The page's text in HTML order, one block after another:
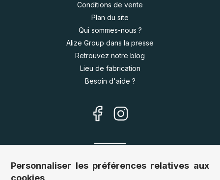
Conditions de vente
Plan du site
Qui sommes-nous ?
Alize Group dans la presse
Retrouvez notre blog
Lieu de fabrication
Besoin d'aide ?
Nos sites
Personnaliser les préférences relatives aux
cookies